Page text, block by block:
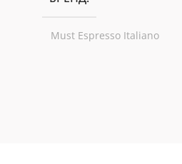
Must Espresso Italiano